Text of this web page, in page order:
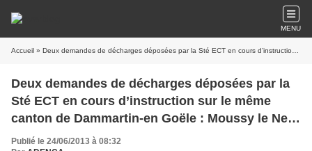
MENU
Accueil » Deux demandes de décharges déposées par la Sté ECT en cours d’instruction sur le même canton de Dammartin-en Goële : Moussy le Neuf et Villeneuve sous Dammartin
Deux demandes de décharges déposées par la
Sté ECT en cours d’instruction sur le même
canton de Dammartin-en Goële : Moussy le Neuf
et Villeneuve sous Dammartin
Publié le 24/06/2013 à 08:32